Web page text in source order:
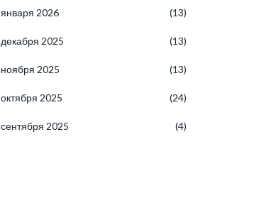
января 2026 (13)
декабря 2025 (13)
ноября 2025 (13)
октября 2025 (24)
сентября 2025 (4)